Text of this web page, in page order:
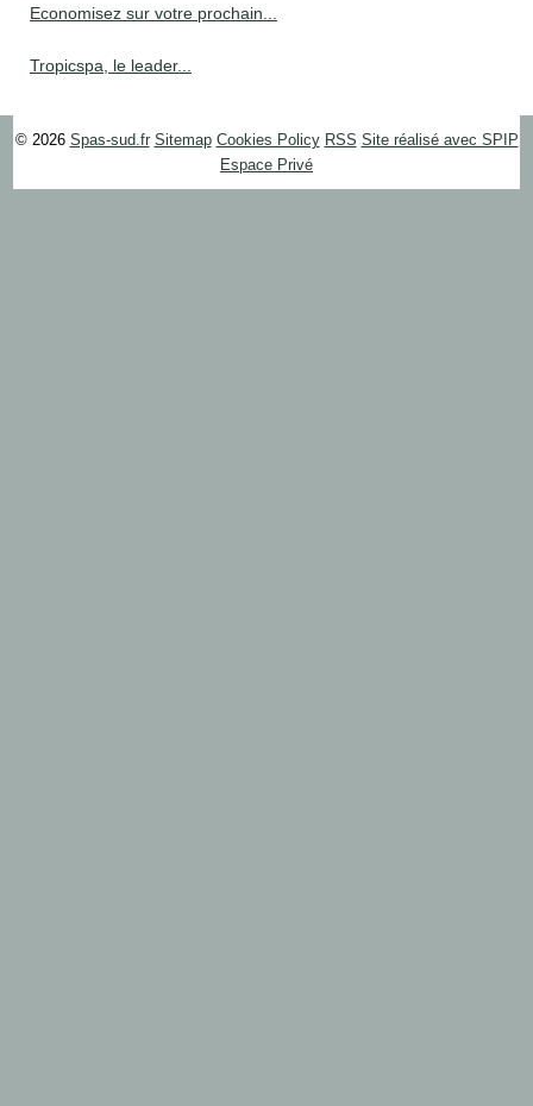
Economisez sur votre prochain...
Tropicspa, le leader...
© 2026 Spas-sud.fr Sitemap Cookies Policy RSS Site réalisé avec SPIP
Espace Privé